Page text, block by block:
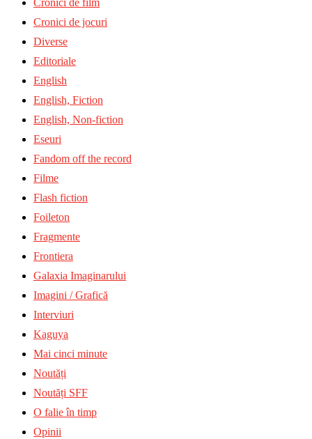
Cronici de film
Cronici de jocuri
Diverse
Editoriale
English
English, Fiction
English, Non-fiction
Eseuri
Fandom off the record
Filme
Flash fiction
Foileton
Fragmente
Frontiera
Galaxia Imaginarului
Imagini / Grafică
Interviuri
Kaguya
Mai cinci minute
Noutăți
Noutăți SFF
O falie în timp
Opinii